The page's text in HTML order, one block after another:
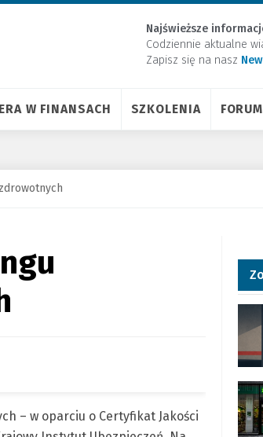
Najświeższe
Codziennie aktualne
Zapisz się na nasz
W FINANSACH SZKOLENIA FORUM
– w oparciu o Certyfikat Jakości